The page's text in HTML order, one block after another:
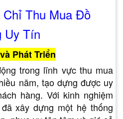
Thu Mua Đồ
Uy Tín
Phát Triển
trong lĩnh vực thu mua
năm, tạo dựng được uy
hàng. Với kinh nghiệm
xây dựng một hệ thống